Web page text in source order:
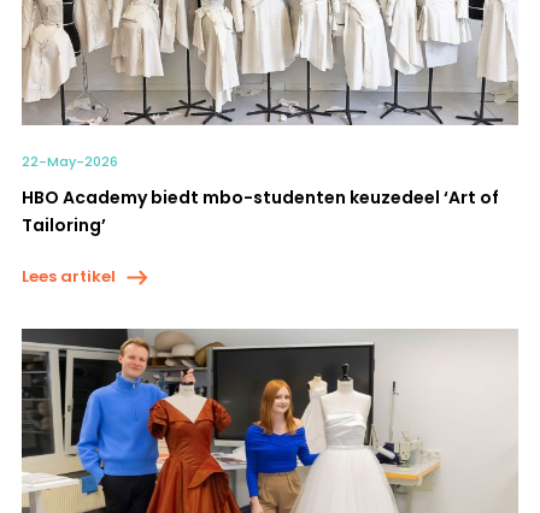
22-May-2026
HBO Academy biedt mbo-studenten keuzedeel ‘Art of
Tailoring’
Lees artikel